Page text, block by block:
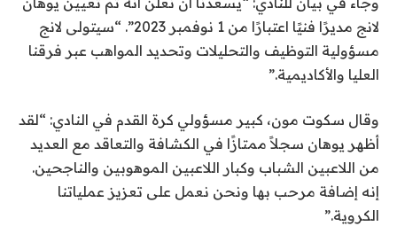
لانج مديرًا فنيًا اعتبارًا من 1 نوفمبر 2023”. “سيتولى لانج
مسؤولية التوظيف والتحليلات وتحديد المواهب عبر فرقنا
العليا والأكاديمية.”
وقال سكوت مون، كبير مسؤولي كرة القدم في النادي: “لقد
أظهر يوهان سجلاً ممتازًا في الكشافة والتعاقد مع العديد
من اللاعبين الشباب وكبار اللاعبين الموهوبين والناجحين.
إنه إضافة مرحب بها ونحن نعمل على تعزيز عملياتنا
الكروية.”